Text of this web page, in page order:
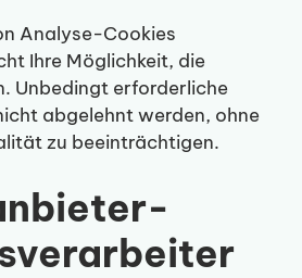
Analyse-Cookies
Ihre Möglichkeit, die
Unbedingt erforderliche
abgelehnt werden, ohne
zu beeinträchtigen.